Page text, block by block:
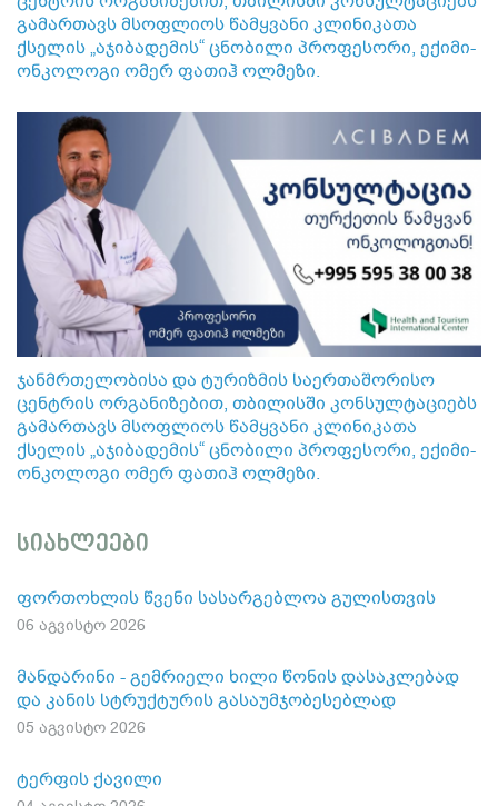
გამართავს მსოფლიოს წამყვანი კლინიკათა
ქსელის „აჯიბადემის“ ცნობილი პროფესორი, ექიმი-
ონკოლოგი ომერ ფათიჰ ოლმეზი.
ჯანმრთელობისა და ტურიზმის საერთაშორისო
ცენტრის ორგანიზებით, თბილისში კონსულტაციებს
გამართავს მსოფლიოს წამყვანი კლინიკათა
ქსელის „აჯიბადემის“ ცნობილი პროფესორი, ექიმი-
ონკოლოგი ომერ ფათიჰ ოლმეზი.
სიახლეები
ფორთოხლის წვენი სასარგებლოა გულისთვის
06 აგვისტო 2026
მანდარინი - გემრიელი ხილი წონის დასაკლებად
და კანის სტრუქტურის გასაუმჯობესებლად
05 აგვისტო 2026
ტერფის ქავილი